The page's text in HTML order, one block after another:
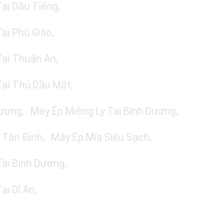
Dầu Tiếng
Phú Giáo
Thuận An
Thủ Dầu Một
Máy Ép Miệng Ly Tại Bình Dương
Tân Định Máy Ép Mía Siêu Sạch
Bình Dương
Dĩ An